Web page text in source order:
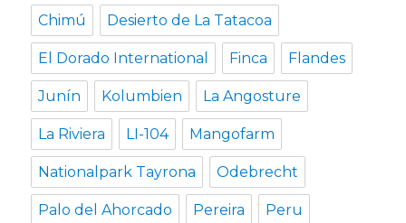
Chimú Desierto de La Tatacoa
El Dorado International Finca Flandes
Junín Kolumbien La Angosture
La Riviera LI-104 Mangofarm
Nationalpark Tayrona Odebrecht
Palo del Ahorcado Pereira Peru